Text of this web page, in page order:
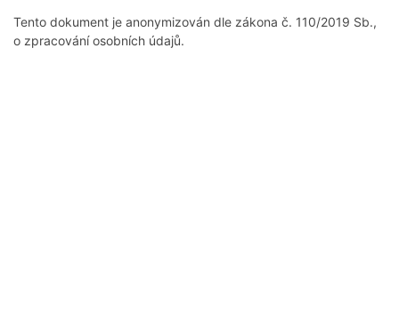
Tento dokument je anonymizován dle zákona č. 110/2019 Sb.,
o zpracování osobních údajů.